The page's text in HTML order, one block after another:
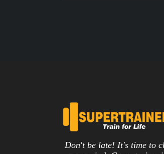
Don't be late! It's time to